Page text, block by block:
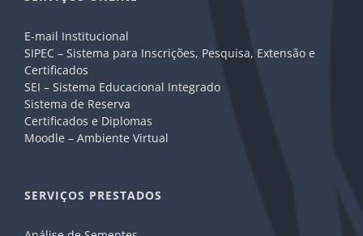
E-mail Institucional
SIPEC – Sistema para Inscrições, Pesquisa, Extensão e
Certificados
SEI – Sistema Educacional Integrado
Sistema de Reserva
Certificados e Diplomas
Moodle – Ambiente Virtual
SERVIÇOS PRESTADOS